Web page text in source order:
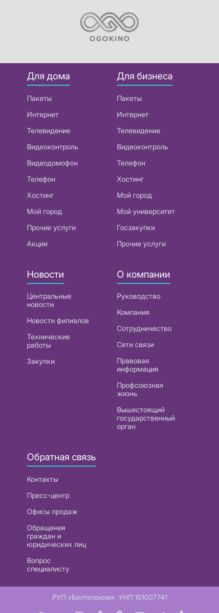
Для дома
Пакеты
Интернет
Телевидение
Видеоконтроль
Видеодомофон
Телефон
Хостинг
Мой город
Прочие услуги
Акции
Для бизнеса
Пакеты
Интернет
Телевидение
Видеоконтроль
Телефон
Хостинг
Мой город
Мой университет
Госзакупки
Прочие услуги
Новости
Центральные
новости
Новости филиалов
Технические
работы
Закупки
О компании
Руководство
Компания
Сотрудничество
Сети связи
Правовая
информация
Профсоюзная
жизнь
Вышестоящий
государственный
орган
Обратная связь
Контакты
Пресс-центр
Офисы продаж
Обращения
граждан и
юридических лиц
Вопрос
специалисту
РУП «Белтелеком». УНП 101007741